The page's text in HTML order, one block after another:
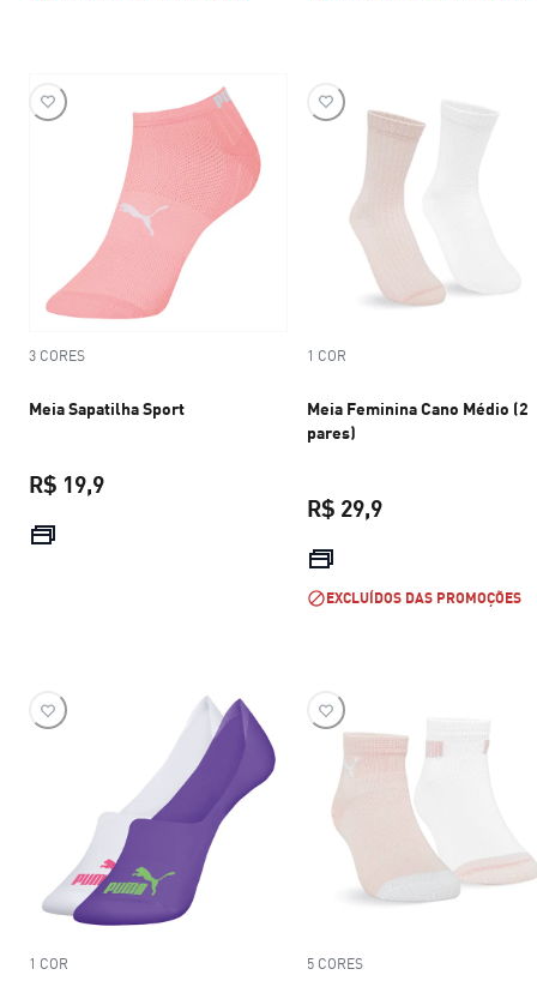
3 CORES
Meia Sapatilha Sport
R$ 19,9
1 COR
Meia Feminina Cano Médio (2
pares)
R$ 29,9
EXCLUÍDOS DAS PROMOÇÕES
1 COR 5 CORES